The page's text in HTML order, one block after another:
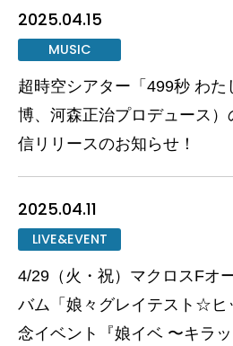
2025.04.15
MUSIC
超時空シアター「499秒 わ
博、河森正治プロデュース
信リリースのお知らせ！
2025.04.11
LIVE&EVENT
4/29（火・祝）マクロスFオ
バム「娘々グレイテスト☆ヒ
念イベント『娘イベ 〜キラ